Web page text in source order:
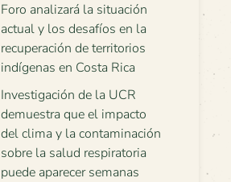
Foro analizará la situación
actual y los desafíos en la
recuperación de territorios
indígenas en Costa Rica
Investigación de la UCR
demuestra que el impacto
del clima y la contaminación
sobre la salud respiratoria
puede aparecer semanas